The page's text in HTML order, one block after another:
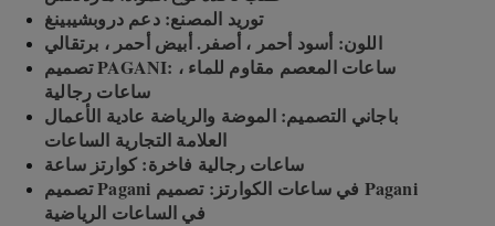
توريد المصنع: دعم دروبشيبينغ
اللون: أسود أحمر ، أصفر. أبيض أحمر ، برتقالي
تصميم PAGANI: ساعات المعصم مقاوم للماء ،
ساعات رجالية
باجاني التصميم: الموضة والرياضة عادية الأعمال
العلامة التجارية الساعات
ساعات رجالية فاخرة: كوارتز ساعة
تصميم Pagani في ساعات الكوارتز: تصميم Pagani
في الساعات الرياضية